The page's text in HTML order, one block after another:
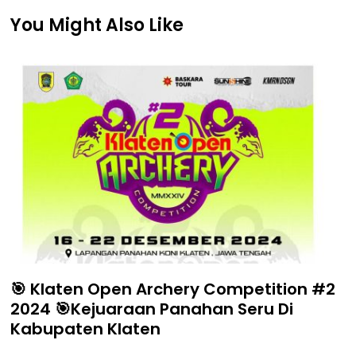
You Might Also Like
🎯 Klaten Open Archery Competition #2
2024 🎯Kejuaraan Panahan Seru Di
Kabupaten Klaten